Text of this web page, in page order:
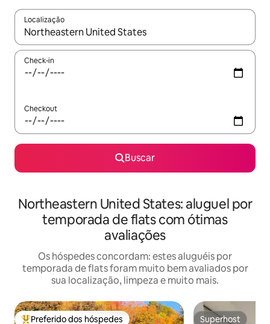
Localização
Quando os resultados estiverem disponíveis, explore-os
Check-in
Checkout
Buscar
Northeastern United States: aluguel por
temporada de flats com ótimas
avaliações
Os hóspedes concordam: estes aluguéis por
temporada de flats foram muito bem avaliados por
sua localização, limpeza e muito mais.
Preferido dos hóspedes Superhost